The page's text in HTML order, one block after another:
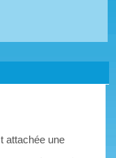
attachée une